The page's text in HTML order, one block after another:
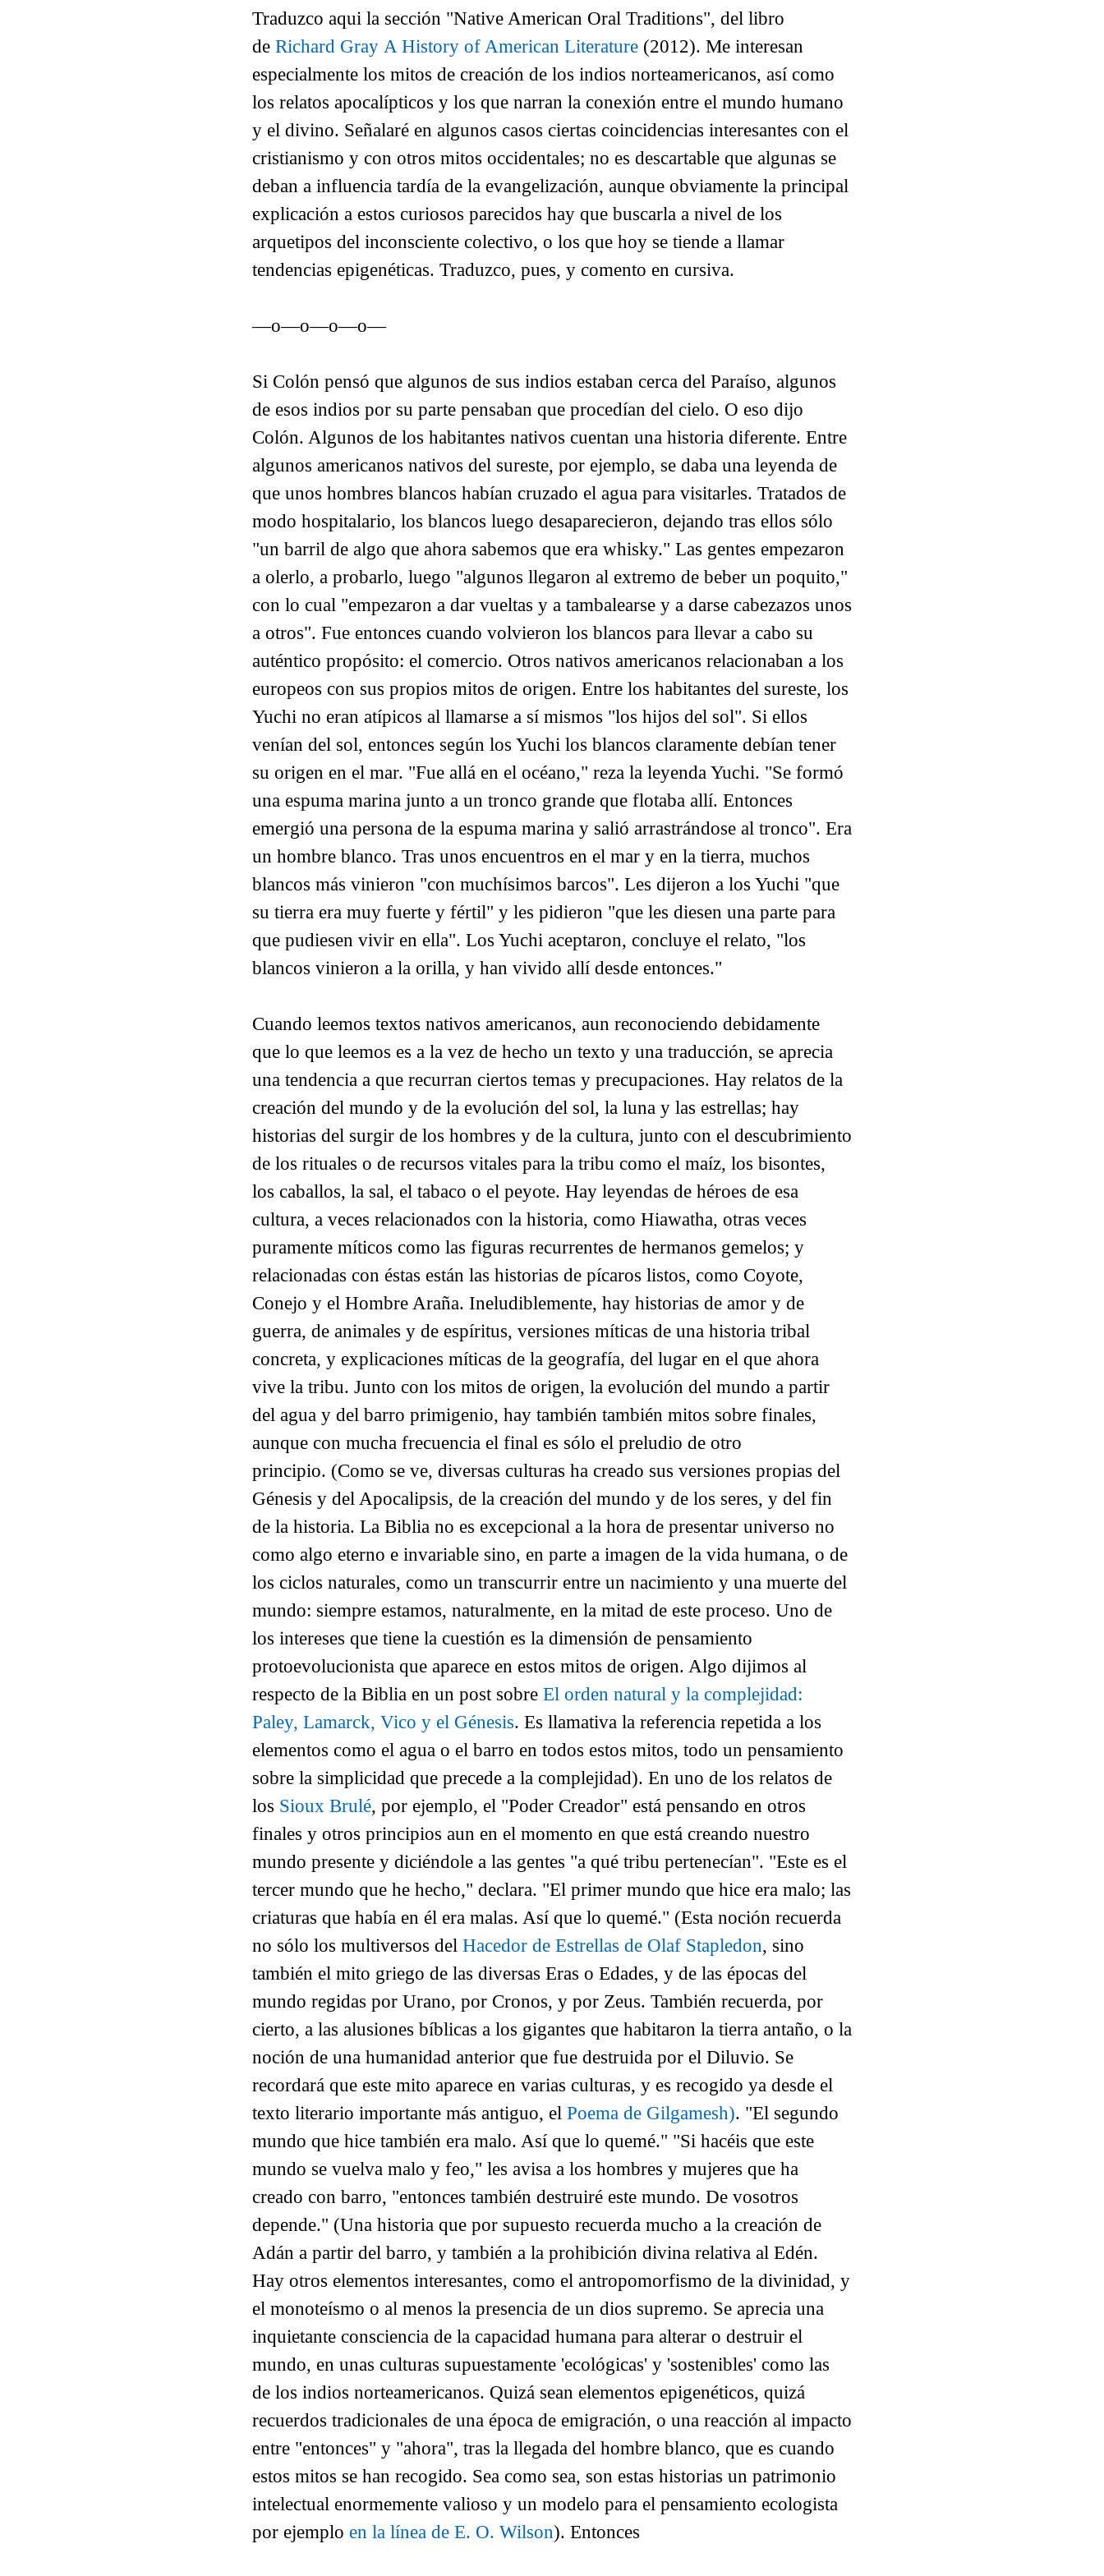
Traduzco aqui la sección "Native American Oral Traditions", del libro
de Richard Gray A History of American Literature (2012). Me interesan
especialmente los mitos de creación de los indios norteamericanos, así como
los relatos apocalípticos y los que narran la conexión entre el mundo humano
y el divino. Señalaré en algunos casos ciertas coincidencias interesantes con el
cristianismo y con otros mitos occidentales; no es descartable que algunas se
deban a influencia tardía de la evangelización, aunque obviamente la principal
explicación a estos curiosos parecidos hay que buscarla a nivel de los
arquetipos del inconsciente colectivo, o los que hoy se tiende a llamar
tendencias epigenéticas. Traduzco, pues, y comento en cursiva.
—o—o—o—o—
Si Colón pensó que algunos de sus indios estaban cerca del Paraíso, algunos
de esos indios por su parte pensaban que procedían del cielo. O eso dijo
Colón. Algunos de los habitantes nativos cuentan una historia diferente. Entre
algunos americanos nativos del sureste, por ejemplo, se daba una leyenda de
que unos hombres blancos habían cruzado el agua para visitarles. Tratados de
modo hospitalario, los blancos luego desaparecieron, dejando tras ellos sólo
"un barril de algo que ahora sabemos que era whisky." Las gentes empezaron
a olerlo, a probarlo, luego "algunos llegaron al extremo de beber un poquito,"
con lo cual "empezaron a dar vueltas y a tambalearse y a darse cabezazos unos
a otros". Fue entonces cuando volvieron los blancos para llevar a cabo su
auténtico propósito: el comercio. Otros nativos americanos relacionaban a los
europeos con sus propios mitos de origen. Entre los habitantes del sureste, los
Yuchi no eran atípicos al llamarse a sí mismos "los hijos del sol". Si ellos
venían del sol, entonces según los Yuchi los blancos claramente debían tener
su origen en el mar. "Fue allá en el océano," reza la leyenda Yuchi. "Se formó
una espuma marina junto a un tronco grande que flotaba allí. Entonces
emergió una persona de la espuma marina y salió arrastrándose al tronco". Era
un hombre blanco. Tras unos encuentros en el mar y en la tierra, muchos
blancos más vinieron "con muchísimos barcos". Les dijeron a los Yuchi "que
su tierra era muy fuerte y fértil" y les pidieron "que les diesen una parte para
que pudiesen vivir en ella". Los Yuchi aceptaron, concluye el relato, "los
blancos vinieron a la orilla, y han vivido allí desde entonces."
Cuando leemos textos nativos americanos, aun reconociendo debidamente
que lo que leemos es a la vez de hecho un texto y una traducción, se aprecia
una tendencia a que recurran ciertos temas y precupaciones. Hay relatos de la
creación del mundo y de la evolución del sol, la luna y las estrellas; hay
historias del surgir de los hombres y de la cultura, junto con el descubrimiento
de los rituales o de recursos vitales para la tribu como el maíz, los bisontes,
los caballos, la sal, el tabaco o el peyote. Hay leyendas de héroes de esa
cultura, a veces relacionados con la historia, como Hiawatha, otras veces
puramente míticos como las figuras recurrentes de hermanos gemelos; y
relacionadas con éstas están las historias de pícaros listos, como Coyote,
Conejo y el Hombre Araña. Ineludiblemente, hay historias de amor y de
guerra, de animales y de espíritus, versiones míticas de una historia tribal
concreta, y explicaciones míticas de la geografía, del lugar en el que ahora
vive la tribu. Junto con los mitos de origen, la evolución del mundo a partir
del agua y del barro primigenio, hay también también mitos sobre finales,
aunque con mucha frecuencia el final es sólo el preludio de otro
principio. (Como se ve, diversas culturas ha creado sus versiones propias del
Génesis y del Apocalipsis, de la creación del mundo y de los seres, y del fin
de la historia. La Biblia no es excepcional a la hora de presentar universo no
como algo eterno e invariable sino, en parte a imagen de la vida humana, o de
los ciclos naturales, como un transcurrir entre un nacimiento y una muerte del
mundo: siempre estamos, naturalmente, en la mitad de este proceso. Uno de
los intereses que tiene la cuestión es la dimensión de pensamiento
protoevolucionista que aparece en estos mitos de origen. Algo dijimos al
respecto de la Biblia en un post sobre El orden natural y la complejidad:
Paley, Lamarck, Vico y el Génesis. Es llamativa la referencia repetida a los
elementos como el agua o el barro en todos estos mitos, todo un pensamiento
sobre la simplicidad que precede a la complejidad). En uno de los relatos de
los Sioux Brulé, por ejemplo, el "Poder Creador" está pensando en otros
finales y otros principios aun en el momento en que está creando nuestro
mundo presente y diciéndole a las gentes "a qué tribu pertenecían". "Este es el
tercer mundo que he hecho," declara. "El primer mundo que hice era malo; las
criaturas que había en él era malas. Así que lo quemé." (Esta noción recuerda
no sólo los multiversos del Hacedor de Estrellas de Olaf Stapledon, sino
también el mito griego de las diversas Eras o Edades, y de las épocas del
mundo regidas por Urano, por Cronos, y por Zeus. También recuerda, por
cierto, a las alusiones bíblicas a los gigantes que habitaron la tierra antaño, o la
noción de una humanidad anterior que fue destruida por el Diluvio. Se
recordará que este mito aparece en varias culturas, y es recogido ya desde el
texto literario importante más antiguo, el Poema de Gilgamesh). "El segundo
mundo que hice también era malo. Así que lo quemé." "Si hacéis que este
mundo se vuelva malo y feo," les avisa a los hombres y mujeres que ha
creado con barro, "entonces también destruiré este mundo. De vosotros
depende." (Una historia que por supuesto recuerda mucho a la creación de
Adán a partir del barro, y también a la prohibición divina relativa al Edén.
Hay otros elementos interesantes, como el antropomorfismo de la divinidad, y
el monoteísmo o al menos la presencia de un dios supremo. Se aprecia una
inquietante consciencia de la capacidad humana para alterar o destruir el
mundo, en unas culturas supuestamente 'ecológicas' y 'sostenibles' como las
de los indios norteamericanos. Quizá sean elementos epigenéticos, quizá
recuerdos tradicionales de una época de emigración, o una reacción al impacto
entre "entonces" y "ahora", tras la llegada del hombre blanco, que es cuando
estos mitos se han recogido. Sea como sea, son estas historias un patrimonio
intelectual enormemente valioso y un modelo para el pensamiento ecologista
por ejemplo en la línea de E. O. Wilson). Entonces